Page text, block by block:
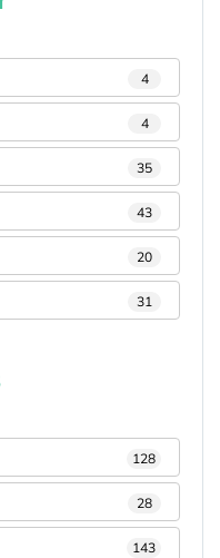
4
4
35
43
20
31
128
28
143